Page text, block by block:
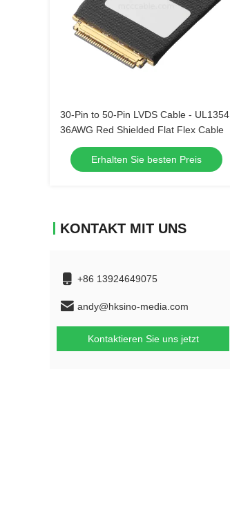
30-Pin to 50-Pin LVDS Cable - UL1354
36AWG Red Shielded Flat Flex Cable
Erhalten Sie besten Preis
KONTAKT MIT UNS
+86 13924649075
andy@hksino-media.com
Kontaktieren Sie uns jetzt